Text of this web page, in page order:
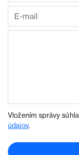
Vložením správy
údajov.